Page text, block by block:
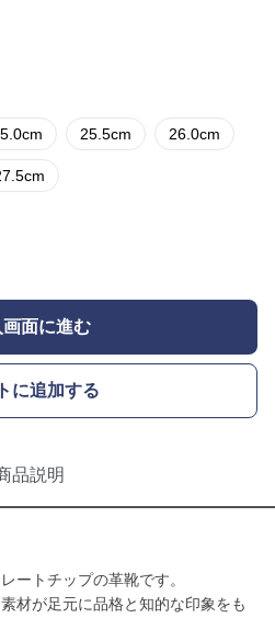
25.5cm 26.0cm
画面に進む
に追加する
品説明
ートチップの革靴です。
材が足元に品格と知的な印象をも